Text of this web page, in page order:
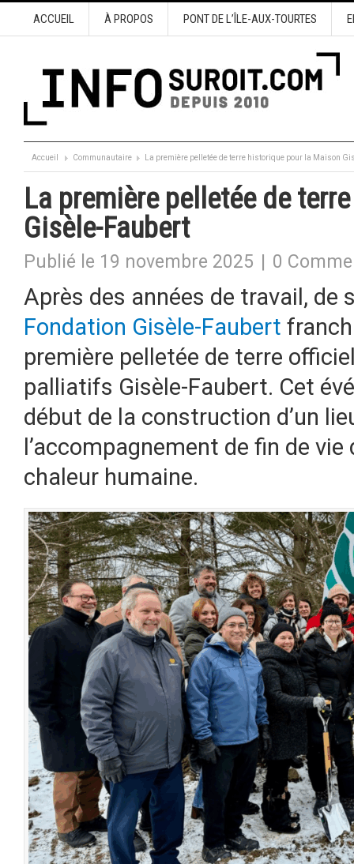
ACCUEIL À PROPOS PONT DE L’ÎLE-AUX-TOURTES
Accueil Communautaire La première pelletée de terre historique pour la Maison
La première pelletée de
Gisèle-Faubert
Publié le 19 novembre 2025 0
Après des années de travail, de
Fondation Gisèle-Faubert
première pelletée de terre
palliatifs Gisèle-Faubert. Cet
début de la construction d’un
l’accompagnement de fin de
chaleur humaine.